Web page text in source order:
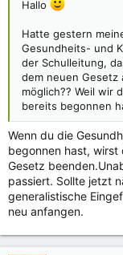
Hallo
Hatte gestern
Gesundheits- und
der Schulleitung,
dem neuen Gesetz
möglich?? Weil wir
bereits begonnen
Wenn du die
begonnen hast,
Gesetz
passiert. Sollte jetzt
generalistische
neu anfangen.